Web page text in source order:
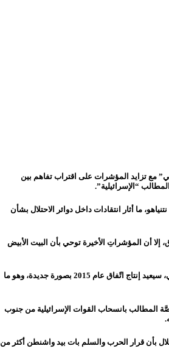
مع تزايد المؤشرات على اقتراب تفاهم بين
“الإسرائيلية”.
ما أثار انتقادات داخل دوائر الاحتلال بشأن
إلا أن المؤشراتِ الأخيرة توحي بأن البيت الأبيض
واعتبر ليمور أن أي اتّفاق يقتصر على معالجة ملف اليورانيوم المخصب دون تفكيك كامل للبرنامج النووي الإيراني، سيعيد إنتاج اتّفاق عام 2015 بصورة جديدة، وهو ما
المطالب بانسحاب القوات الإسرائيلية من جنوب
بأن قرار الحرب والسلم بات بيد واشنطن أكثر من